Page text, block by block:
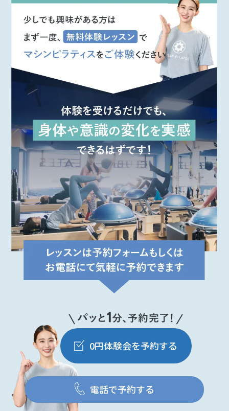
0円体験会を予約する
電話で予約する